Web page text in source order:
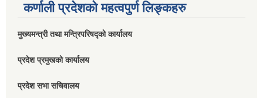
कर्णाली प्रदेशको महत्वपुर्ण लिङ्कहरु
मुख्यमन्त्री तथा मन्त्रिपरिषद्को कार्यालय
प्रदेश प्रमुखको कार्यालय
प्रदेश सभा सचिवालय